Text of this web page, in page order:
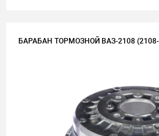
БАРАБАН ТОРМОЗНОЙ ВАЗ-2108 (2108-